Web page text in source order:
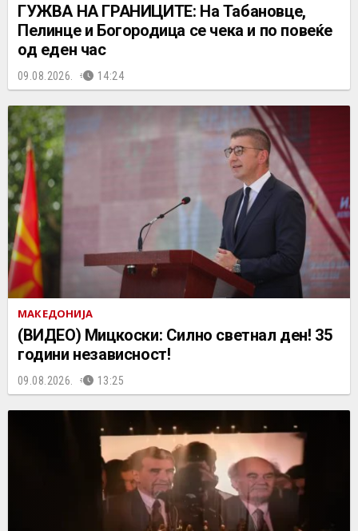
ГУЖВА НА ГРАНИЦИТЕ: На Табановце,
Пелинце и Богородица се чека и по повеќе
од еден час
09.08.2026. 14:24
МАКЕДОНИЈА
(ВИДЕО) Мицкоски: Силно светнал ден! 35
години независност!
09.08.2026. 13:25